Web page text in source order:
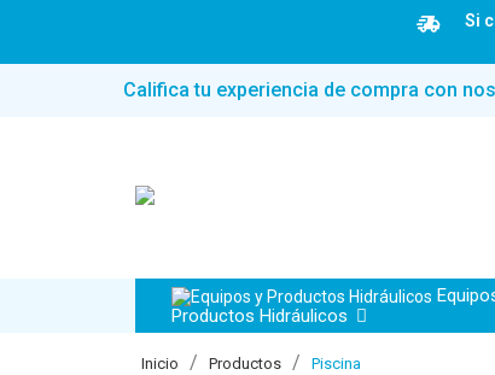
Si
Califica tu experiencia de compra con
Productos Hidráulicos
Inicio Productos Piscina